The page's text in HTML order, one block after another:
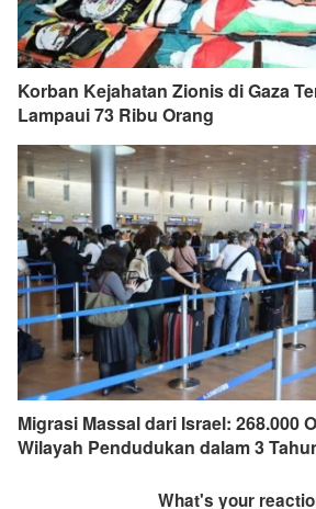
Korban Kejahatan Zionis di Gaza
Lampaui 73 Ribu Orang
Migrasi Massal dari Israel: 268.000
Wilayah Pendudukan dalam 3